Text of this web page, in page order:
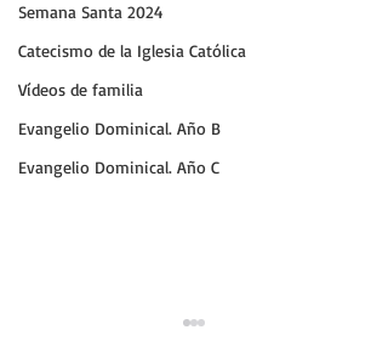
Semana Santa 2024
Catecismo de la Iglesia Católica
Vídeos de familia
Evangelio Dominical. Año B
Evangelio Dominical. Año C